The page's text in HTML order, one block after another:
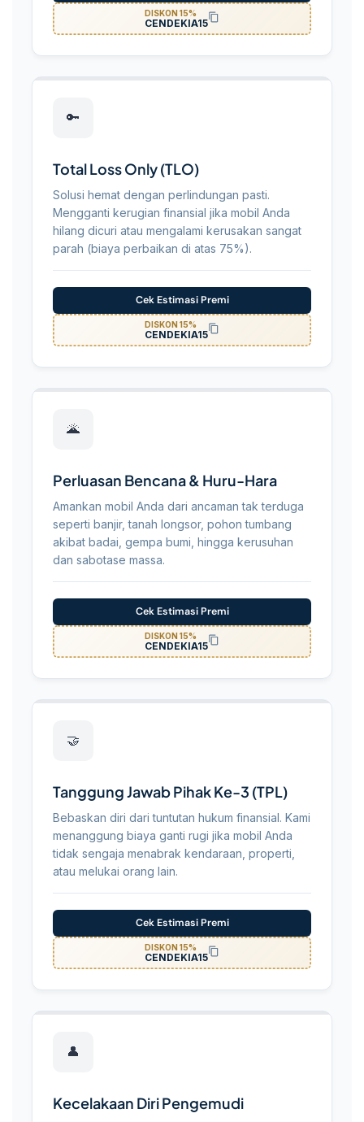
DISKON 15%
CENDEKIA15
🔑
Total Loss Only (TLO)
Solusi hemat dengan perlindungan pasti.
Mengganti kerugian finansial jika mobil Anda
hilang dicuri atau mengalami kerusakan sangat
parah (biaya perbaikan di atas 75%).
Cek Estimasi Premi
DISKON 15%
CENDEKIA15
🌋
Perluasan Bencana & Huru-Hara
Amankan mobil Anda dari ancaman tak terduga
seperti banjir, tanah longsor, pohon tumbang
akibat badai, gempa bumi, hingga kerusuhan
dan sabotase massa.
Cek Estimasi Premi
DISKON 15%
CENDEKIA15
🤝
Tanggung Jawab Pihak Ke-3 (TPL)
Bebaskan diri dari tuntutan hukum finansial. Kami
menanggung biaya ganti rugi jika mobil Anda
tidak sengaja menabrak kendaraan, properti,
atau melukai orang lain.
Cek Estimasi Premi
DISKON 15%
CENDEKIA15
👤
Kecelakaan Diri Pengemudi